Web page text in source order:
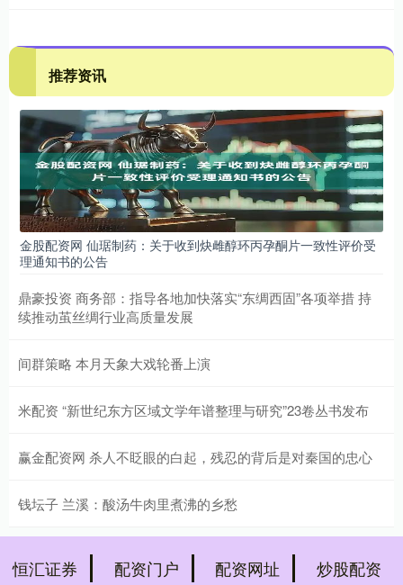
推荐资讯
金股配资网 仙琚制药：关于收到炔雌醇环丙孕酮片一致性评价受
理通知书的公告
鼎豪投资 商务部：指导各地加快落实“东绸西固”各项举措 持
续推动茧丝绸行业高质量发展
间群策略 本月天象大戏轮番上演
米配资 “新世纪东方区域文学年谱整理与研究”23卷丛书发布
赢金配资网 杀人不眨眼的白起，残忍的背后是对秦国的忠心
钱坛子 兰溪：酸汤牛肉里煮沸的乡愁
恒汇证券 配资门户 配资网址 炒股配资